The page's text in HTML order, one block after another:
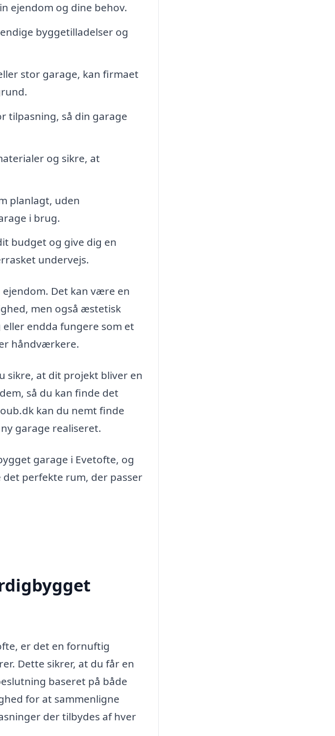
ejendom og dine behov.
byggetilladelser og
stor garage, kan firmaet
tilpasning, så din garage
og sikre, at
planlagt, uden
i brug.
budget og give dig en
undervejs.
Det kan være en
men også æstetisk
endda fungere som et
håndværkere.
sikre, at dit projekt bliver en
så du kan finde det
kan du nemt finde
garage realiseret.
garage i Evetofte, og
perfekte rum, der passer
er det en fornuftig
Dette sikrer, at du får en
baseret på både
for at sammenligne
der tilbydes af hver